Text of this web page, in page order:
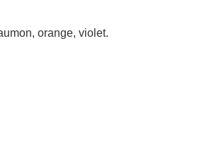
orange, violet.